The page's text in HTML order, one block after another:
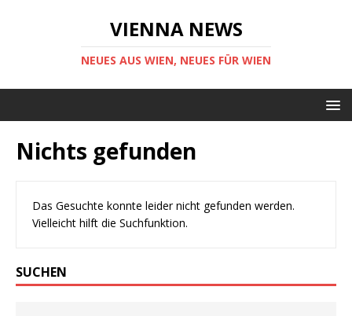
VIENNA NEWS
NEUES AUS WIEN, NEUES FÜR WIEN
Nichts gefunden
Das Gesuchte konnte leider nicht gefunden werden.
Vielleicht hilft die Suchfunktion.
SUCHEN